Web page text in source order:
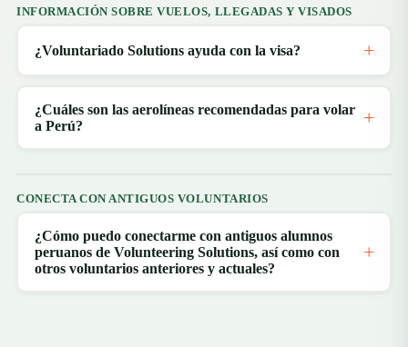
INFORMACIÓN SOBRE VUELOS, LLEGADAS Y VISADOS
¿Voluntariado Solutions ayuda con la visa?
¿Cuáles son las aerolíneas recomendadas para volar
a Perú?
CONECTA CON ANTIGUOS VOLUNTARIOS
¿Cómo puedo conectarme con antiguos alumnos
peruanos de Volunteering Solutions, así como con
otros voluntarios anteriores y actuales?